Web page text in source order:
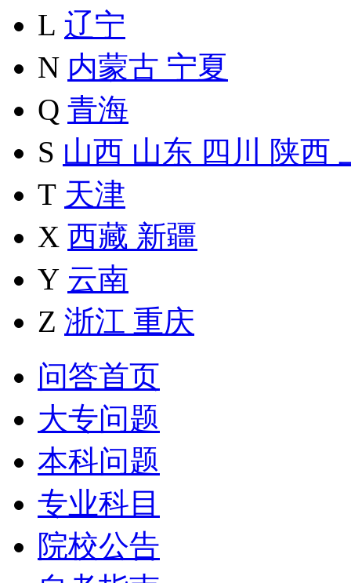
L 辽宁
N 内蒙古 宁夏
Q 青海
S 山西 山东 四川 陕西
T 天津
X 西藏 新疆
Y 云南
Z 浙江 重庆
问答首页
大专问题
本科问题
专业科目
院校公告